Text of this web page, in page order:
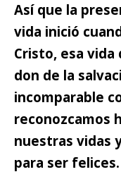
Así que la
vida inició
Cristo, esa
don de la
incomparable
reconozcamos
nuestras vidas
para ser felices.